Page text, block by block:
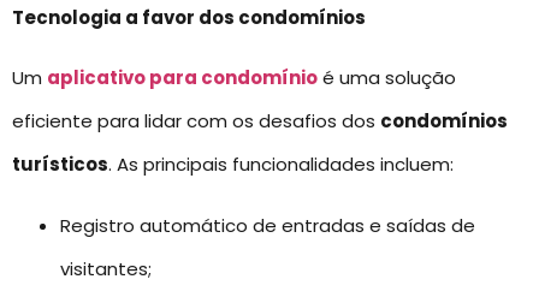
Tecnologia a favor dos condomínios
Um aplicativo para condomínioé uma solução
eficiente para lidar com os desafios dos condomínios
turísticos. As principais funcionalidades incluem:
Registro automático de entradas e saídas de
visitantes;